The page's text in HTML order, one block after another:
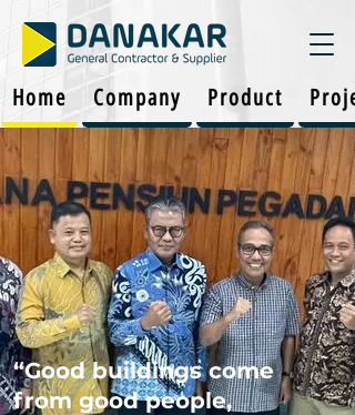
Home Company Product
“Good buildings come
from good people,